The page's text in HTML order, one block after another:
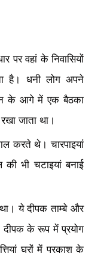
पर वहां के निवासियों
है। धनी लोग अपने
के आगे में एक बैठका
जाता था।
करते थे। चारपाइयां
भी चटाइयां बनाई
ये दीपक ताम्बे और
दीपक के रूप में प्रयोग
घरों में प्रकाश के